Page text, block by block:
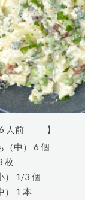
人前
】
（中） 6 個
枚
） 1/3 個
） 1 本